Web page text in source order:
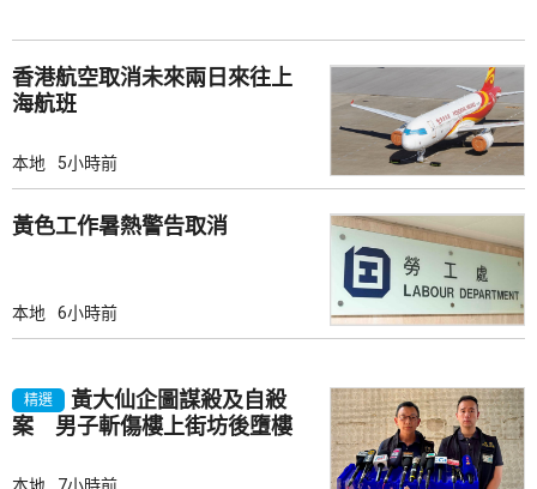
香港航空取消未來兩日來往上
海航班
本地 5小時前
黃色工作暑熱警告取消
本地 6小時前
精選
黃大仙企圖謀殺及自殺
案 男子斬傷樓上街坊後墮樓